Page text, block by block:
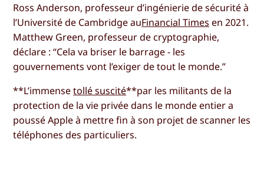
Ross Anderson, professeur d’ingénierie de sécurité à
l’Université de Cambridge auFinancial Times en 2021.
Matthew Green, professeur de cryptographie,
déclare : “Cela va briser le barrage - les
gouvernements vont l’exiger de tout le monde.”
**L’immensetollé suscité**par les militants de la
protection de la vie privée dans le monde entier a
poussé Apple à mettre fin à son projet de scanner les
téléphones des particuliers.